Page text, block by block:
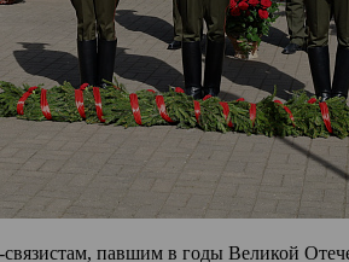
павшим в годы Великой